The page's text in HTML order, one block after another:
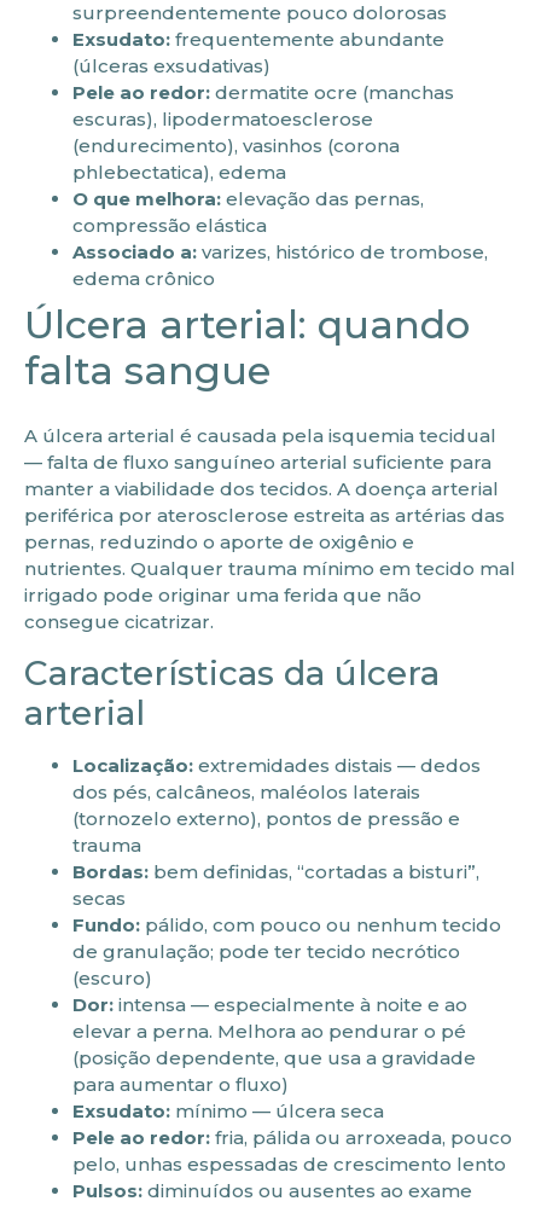
surpreendentemente pouco dolorosas
Exsudato: frequentemente abundante
(úlceras exsudativas)
Pele ao redor: dermatite ocre (manchas
escuras), lipodermatoesclerose
(endurecimento), vasinhos (corona
phlebectatica), edema
O que melhora: elevação das pernas,
compressão elástica
Associado a: varizes, histórico de trombose,
edema crônico
Úlcera arterial: quando
falta sangue
A úlcera arterial é causada pela isquemia tecidual
— falta de fluxo sanguíneo arterial suficiente para
manter a viabilidade dos tecidos. A doença arterial
periférica por aterosclerose estreita as artérias das
pernas, reduzindo o aporte de oxigênio e
nutrientes. Qualquer trauma mínimo em tecido mal
irrigado pode originar uma ferida que não
consegue cicatrizar.
Características da úlcera
arterial
Localização: extremidades distais — dedos
dos pés, calcâneos, maléolos laterais
(tornozelo externo), pontos de pressão e
trauma
Bordas: bem definidas, “cortadas a bisturi”,
secas
Fundo: pálido, com pouco ou nenhum tecido
de granulação; pode ter tecido necrótico
(escuro)
Dor: intensa — especialmente à noite e ao
elevar a perna. Melhora ao pendurar o pé
(posição dependente, que usa a gravidade
para aumentar o fluxo)
Exsudato: mínimo — úlcera seca
Pele ao redor: fria, pálida ou arroxeada, pouco
pelo, unhas espessadas de crescimento lento
Pulsos: diminuídos ou ausentes ao exame